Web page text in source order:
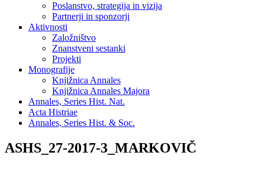
Poslanstvo, strategija in vizija
Partnerji in sponzorji
Aktivnosti
Založništvo
Znanstveni sestanki
Projekti
Monografije
Knjižnica Annales
Knjižnica Annales Majora
Annales, Series Hist. Nat.
Acta Histriae
Annales, Series Hist. & Soc.
ASHS_27-2017-3_MARKOVIČ